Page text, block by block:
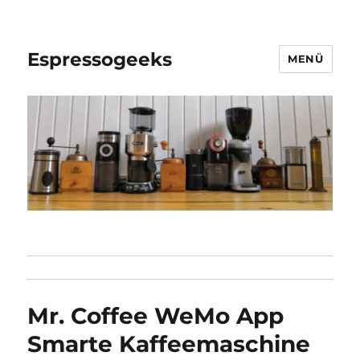
Espressogeeks MENÜ
Mr. Coffee WeMo App
Smarte Kaffeemaschine